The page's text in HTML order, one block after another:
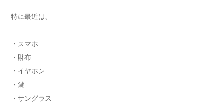
特に最近は、
・スマホ
・財布
・イヤホン
・鍵
・サングラス